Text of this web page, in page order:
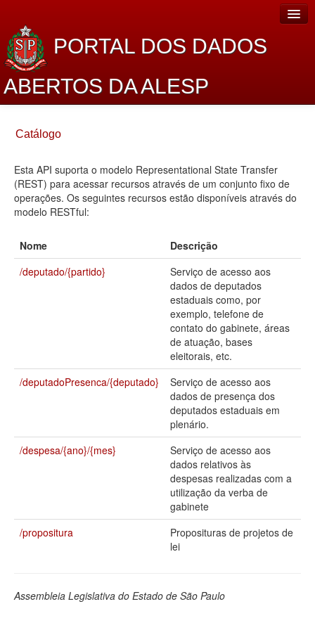
PORTAL DOS DADOS
ABERTOS DA ALESP
Sobre o projeto
Dados Abertos Alesp
Lei de Acesso à Informação
Planejamento
Catálogo de dados
Legislação
Perguntas frequentes
Catálogo
Esta API suporta o modelo Representational State Transfer
(REST) para acessar recursos através de um conjunto fixo de
operações. Os seguintes recursos estão disponíveis através do
modelo RESTful:
Nome
Descrição
/deputado/{partido}
Serviço de acesso aos
dados de deputados
estaduais como, por
exemplo, telefone de
contato do gabinete, áreas
de atuação, bases
eleitorais, etc.
/deputadoPresenca/{deputado}
Serviço de acesso aos
dados de presença dos
deputados estaduais em
plenário.
/despesa/{ano}/{mes}
Serviço de acesso aos
dados relativos às
despesas realizadas com a
utilização da verba de
gabinete
/propositura
Proposituras de projetos de
lei
Assembleia Legislativa do Estado de São Paulo